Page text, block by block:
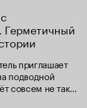
Герметичный
приглашает
подводной
совсем не так,